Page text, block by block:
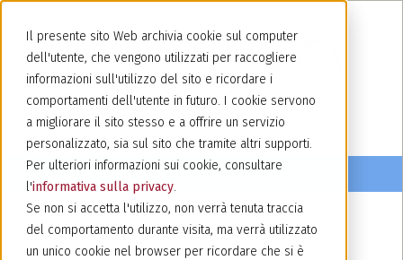
Il presente sito Web archivia cookie sul computer
dell'utente, che vengono utilizzati per raccogliere
informazioni sull'utilizzo del sito e ricordare i
comportamenti dell'utente in futuro. I cookie servono
a migliorare il sito stesso e a offrire un servizio
personalizzato, sia sul sito che tramite altri supporti.
Per ulteriori informazioni sui cookie, consultare
l'informativa sulla privacy.
Se non si accetta l'utilizzo, non verrà tenuta traccia
del comportamento durante visita, ma verrà utilizzato
un unico cookie nel browser per ricordare che si è
8 novembre 2022